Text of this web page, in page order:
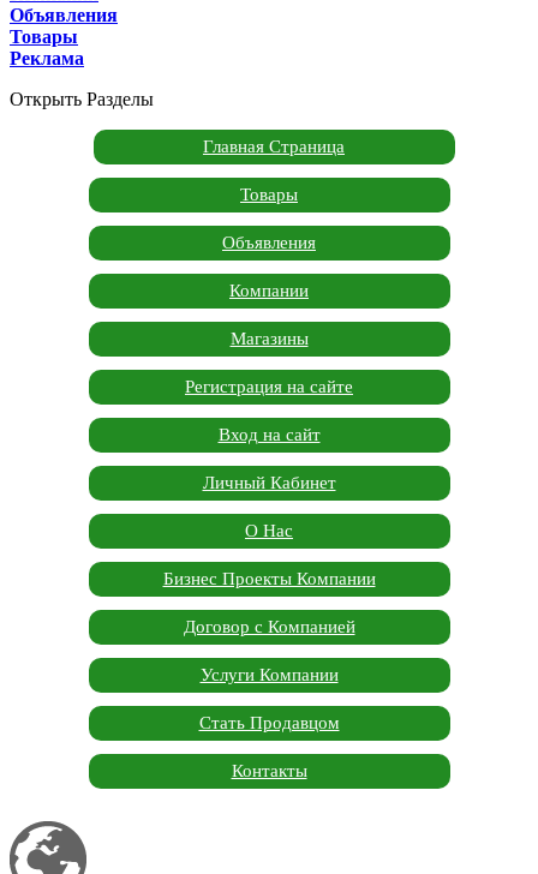
Объявления
Товары
Реклама
Открыть Разделы
Главная Страница
Товары
Объявления
Компании
Магазины
Регистрация на сайте
Вход на сайт
Личный Кабинет
О Нас
Бизнес Проекты Компании
Договор с Компанией
Услуги Компании
Стать Продавцом
Контакты